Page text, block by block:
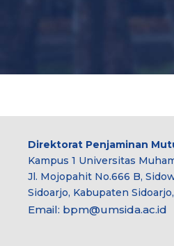
Direktorat Penjaminan
Kampus 1 Universitas
Jl. Mojopahit No.666 B,
Sidoarjo, Kabupaten
Email: bpm@umsida.ac.id